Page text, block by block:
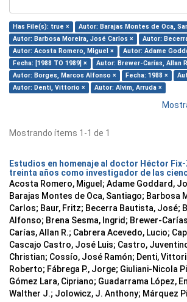
Has File(s): true ×
Autor: Barajas Montes de Oca,
Autor: Barbosa Moreira, José Carlos ×
Autor:
Autor: Acosta Romero, Miguel ×
Autor: Adame
Fecha: [1988 TO 1989] ×
Autor: Brewer-Carías, Allan
Autor: Borges, Marcos Alfonso ×
Fecha: 1988 ×
Autor: Denti, Vittorio ×
Autor: Alvim, Arruda ×
Mostrando ítems 1-1 de 1
Estudios en homenaje al doctor Héctor
treinta años como investigador de las
Acosta Romero, Miguel; Adame Goddard,
Barajas Montes de Oca, Santiago; Barbosa
Carlos; Baur, Fritz; Becerra Bautista, José;
Alfonso; Brena Sesma, Ingrid; Brewer-
Carías, Allan R.; Cabrera Acevedo, Lucio;
Cascajo Castro, José Luis; Castro,
Christian; Cossío, José Ramón; Denti,
Roberto; Fábrega P., Jorge; Giuliani-Nicola
Gómez Lara, Cipriano; Guadarrama López,
Walther J.; Jolowicz, J. Anthony; Márquez